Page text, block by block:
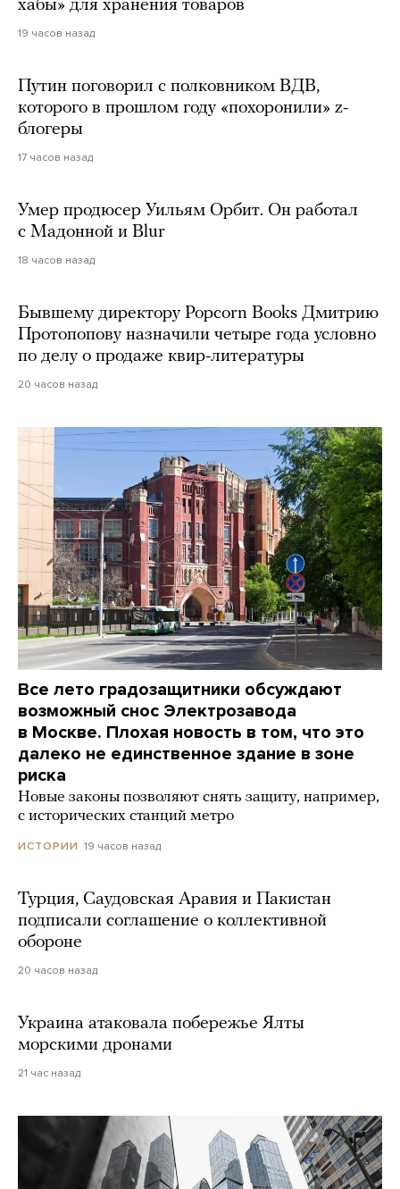
хабы» для хранения товаров
19 часов назад
Путин поговорил с полковником ВДВ,
которого в прошлом году «похоронили» z-
блогеры
17 часов назад
Умер продюсер Уильям Орбит. Он работал
с Мадонной и Blur
18 часов назад
Бывшему директору Popcorn Books Дмитрию
Протопопову назначили четыре года условно
по делу о продаже квир-литературы
20 часов назад
Все лето градозащитники обсуждают
возможный снос Электрозавода
в Москве. Плохая новость в том, что это
далеко не единственное здание в зоне
риска
Новые законы позволяют снять защиту, например,
с исторических станций метро
ИСТОРИИ 19 часов назад
Турция, Саудовская Аравия и Пакистан
подписали соглашение о коллективной
обороне
20 часов назад
Украина атаковала побережье Ялты
морскими дронами
21 час назад